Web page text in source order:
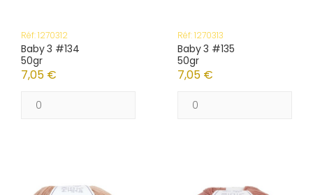
Réf: 1270312
Baby 3 #134
50gr
7,05 €
Réf: 1270313
Baby 3 #135
50gr
7,05 €